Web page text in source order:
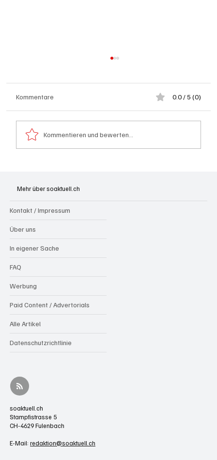
Kommentare 0.0 / 5 (0)
Kommentieren und bewerten...
Mehr über soaktuell.ch
Kontakt / Impressum
Über uns
In eigener Sache
FAQ
Werbung
Paid Content / Advertorials
Alle Artikel
Datenschutzrichtlinie
soaktuell.ch
Stampfistrasse 5
CH-4629 Fulenbach
E-Mail: redaktion@soaktuell.ch